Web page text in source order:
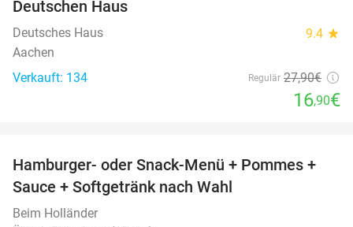
Deutschen Haus
Deutsches Haus 9.4 star
Aachen
Verkauft: 134
Regulär 27,90€
16,90€
35%
Hamburger- oder Snack-Menü + Pommes +
Sauce + Softgetränk nach Wahl
Beim Holländer